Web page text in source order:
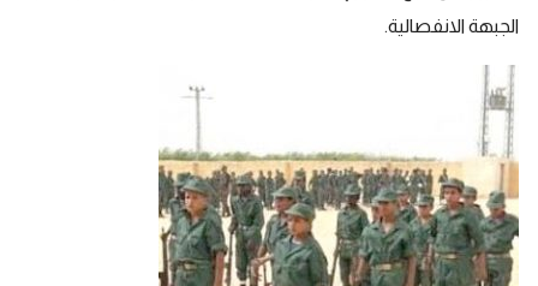
الجبهة الانفصالية.